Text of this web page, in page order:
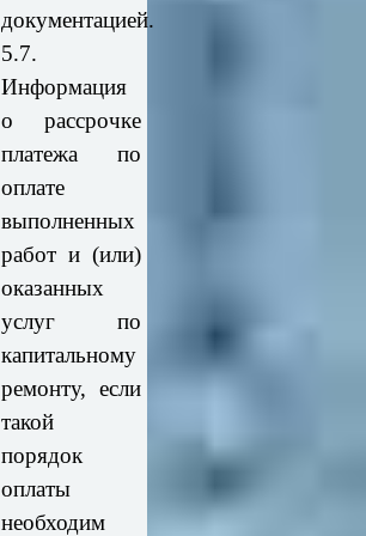
документацией.
5.7.
Информация
о рассрочке
платежа по
оплате
выполненных
работ и (или)
оказанных
услуг по
капитальному
ремонту, если
такой
порядок
оплаты
необходим